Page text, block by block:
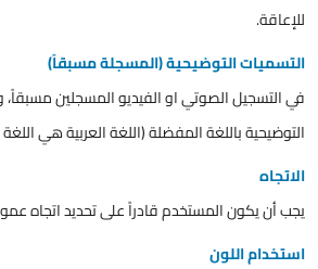
للإعاقة.
التسميات التوضيحية (المسجلة مسبقاً)
في التسجيل الصوتي او الفيديو المسجلين مسبقاً،
التوضيحية باللغة المفضلة (اللغة العربية هي اللغة
الاتجاه
يجب أن يكون المستخدم قادراً على تحديد اتجاه
استخدام اللون